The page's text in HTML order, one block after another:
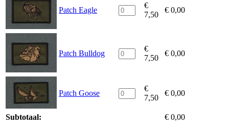
Patch Eagle
€
7,50
€ 0,00
Patch Bulldog
€
7,50
€ 0,00
Patch Goose
€
7,50
€ 0,00
Subtotaal: € 0,00